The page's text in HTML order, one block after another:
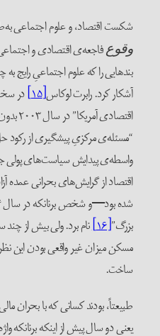
شکست اقتصاد، و علوم اجتماعی
وقوعفاجعه‌ی اقتصادی و
بند‌هایی را که علوم اجتماعیِ رایج
آشکار کرد. رابرت لوکاس[۱۵]
در
“مسئله‌ی مرکزیِ پیشگیری از رکود
واسطه‌ی پیدایش سیاست‌های پولی
اقتصاد از گرایش‌های بحرانی عمده
بزرگ”[۱۶]
نام برد. ولی بیش از
مسکن میزان غیر واقعی بودن این
ساخت.
یعنی دو سال پیش از اینکه برنانکه